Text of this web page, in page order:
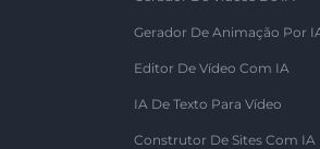
Gerador De Animação Por
Editor De Vídeo Com IA
IA De Texto Para Vídeo
Construtor De Sites Com IA